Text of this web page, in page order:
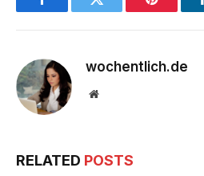
FacebookTwitter Pinterest
wochentlich.de
Website
RELATED POSTS